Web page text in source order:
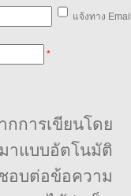
แจ้งทาง
*
การเขียนโดย
บบอัตโนมัติ
อบต่อข้อความ